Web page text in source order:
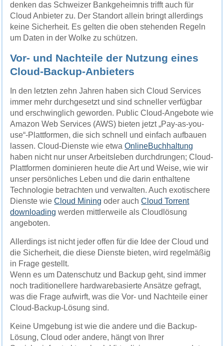
denken das Schweizer Bankgeheimnis trifft auch für
Cloud Anbieter zu. Der Standort allein bringt allerdings
keine Sicherheit. Es gelten die oben stehenden Regeln
um Daten in der Wolke zu schützen.
Vor- und Nachteile der Nutzung eines
Cloud-Backup-Anbieters
In den letzten zehn Jahren haben sich Cloud Services
immer mehr durchgesetzt und sind schneller verfügbar
und erschwinglich geworden. Public Cloud-Angebote wie
Amazon Web Services (AWS) bieten jetzt „Pay-as-you-
use“-Plattformen, die sich schnell und einfach aufbauen
lassen. Cloud-Dienste wie etwaOnlineBuchhaltung
haben nicht nur unser Arbeitsleben durchdrungen; Cloud-
Plattformen dominieren heute die Art und Weise, wie wir
unser persönliches Leben und die darin enthaltene
Technologie betrachten und verwalten. Auch exotischere
Dienste wieCloud Mining oder auchCloud Torrent
downloading werden mittlerweile als Cloudlösung
angeboten.
Allerdings ist nicht jeder offen für die Idee der Cloud und
die Sicherheit, die diese Dienste bieten, wird regelmäßig
in Frage gestellt.
Wenn es um Datenschutz und Backup geht, sind immer
noch traditionellere hardwarebasierte Ansätze gefragt,
was die Frage aufwirft, was die Vor- und Nachteile einer
Cloud-Backup-Lösung sind.
Keine Umgebung ist wie die andere und die Backup-
Lösung, Cloud oder andere, hängt von Ihrer